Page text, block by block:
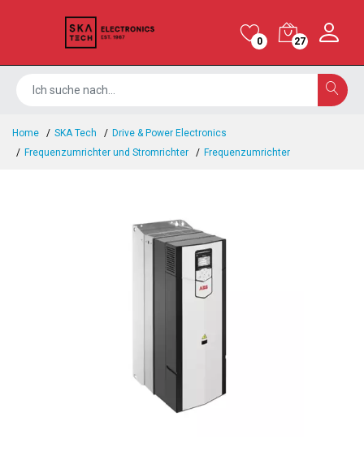
0 27
Home SKA Tech
Drive & Power Electronics
Frequenzumrichter und Stromrichter
Frequenzumrichter